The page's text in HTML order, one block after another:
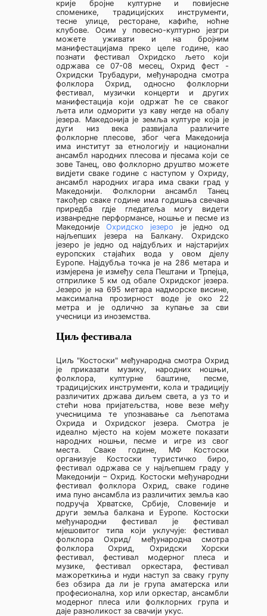
крије бројне културне и повијесне
споменике, традицијских инструменти,
тесне улице, ресторане, кафиће, ноћне
клубове. Осим у повесно-културно језгри
можете уживати и на бројним
манифестацијама преко целе године, као
познати фестивал Охридско љето који
одржава се 07-08 месец, Охрид фест -
Охридски Трубадури, међународна смотра
фолклора Охрид, односно фолклорни
фестивал, музички концерти и других
манифестација који одржат ће се сваког
љета или одморити уз каву негде на обалу
језера. Македонија је земља културе која је
дуги низ века развијала различите
фолклорне плесове, због чега Македонија
има институт за етнологију и национални
ансамбл народних плесова и пјесама који се
зове Танец, ово фолклорно друштво можете
видјети сваке године с наступом у Охриду,
ансамбл народних игара има сваки град у
Македонији. Фолклорни ансамбл Танец
такођер сваке године има годишња свечана
приредба гдје гледатеља могу видети
изванредне перформансе, ношње и песме из
МакедонијеОхридско језеро је једно од
најљепших језера на Балкану. Охридско
језеро је једно од најдубљих и најстаријих
еуропских стајаћих вода у овом дјелу
Еуропе. Најдубља точка је на 286 метара и
измјерена је између села Пештани и Трпејца,
отприлике 5 км од обале Охридског језера.
Језеро је на 695 метара надморске висине,
максимална прозирност воде је око 22
метра и је одлично за купање за сви
учесници из иноземства.
Циљ фестивала
Циљ "Костоски" међународна смотра Охрид
је приказати музику, народних ношњи,
фолклора, културне баштине, песме,
традицијских инструменти, кола и традицију
различитих држава диљем света, а уз то и
стећи нова пријатељства, нове везе међу
учесницима те упознавање са љепотама
Охрида и Охридског језера. Смотра је
идеално мјесто на којем можете показати
народних ношњи, песме и игре из свог
места. Сваке године, МФ Костоски
организује Костоски туристичко биро,
фестивал одржава се у најљепшем граду у
Македонији – Охрид. Костоски међународни
фестивал фолклора Охрид, сваке године
има пуно ансамбла из различитих земља као
подручја Хрватске, Србије, Словеније и
други земља балкана и Еуропе. Костоски
међународни фестивал је фестивал
мјешовитог типа који уклучује: фестивал
фолклора Охрид/ међународна смотра
фолклора Охрид, Охридски Хорски
фестивал, фестивал модерног плеса и
музике, фестивал оркестара, фестивал
мажореткиња и нуди наступ за сваку групу
без обзира да ли је група аматерска или
професионална, хор или оркестар, ансамбли
модерног плеса или фолклорних група и
даје разноликост за свачији укус.